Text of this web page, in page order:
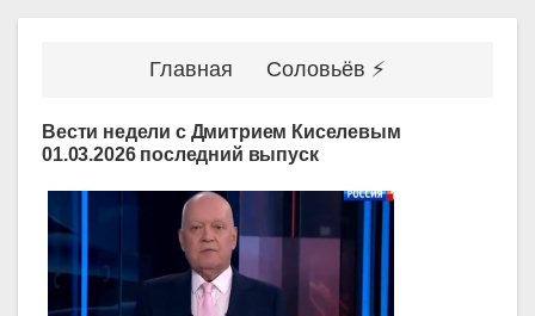
Главная Соловьёв ⚡
Вести недели с Дмитрием Киселевым
01.03.2026 последний выпуск